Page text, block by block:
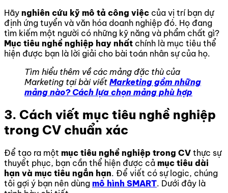
Hãy nghiên cứu kỹ mô tả công việc của vị trí bạn dự
định ứng tuyển và văn hóa doanh nghiệp đó. Họ đang
tìm kiếm một người có những kỹ năng và phẩm chất gì?
Mục tiêu nghề nghiệp hay nhất chính là mục tiêu thể
hiện được bạn là lời giải cho bài toán nhân sự của họ.
Tìm hiểu thêm về các mảng đặc thù của
Marketing tại bài viết Marketing gồm những
mảng nào? Cách lựa chọn mảng phù hợp
3. Cách viết mục tiêu nghề nghiệp
trong CV chuẩn xác
Để tạo ra một mục tiêu nghề nghiệp trong CV thực sự
thuyết phục, bạn cần thể hiện được cả mục tiêu dài
hạn và mục tiêu ngắn hạn. Để viết có sự logic, chúng
tôi gợi ý bạn nên dùng mô hình SMART. Dưới đây là